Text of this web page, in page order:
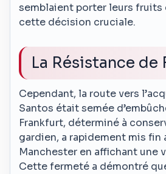
semblaient porter leurs fruits
cette décision cruciale.
La Résistance de
Cependant, la route vers
Santos était semée
Frankfurt, déterminé à
gardien, a rapidement mis fin
Manchester en affichant une
Cette fermeté a démontré